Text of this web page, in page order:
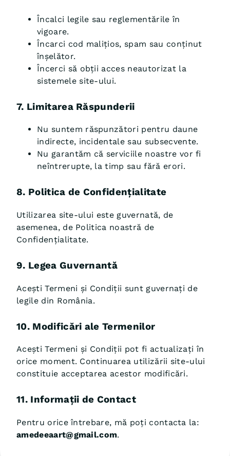
Încalci legile sau reglementările în
vigoare.
Încarci cod malițios, spam sau conținut
înșelător.
Încerci să obții acces neautorizat la
sistemele site-ului.
7. Limitarea Răspunderii
Nu suntem răspunzători pentru daune
indirecte, incidentale sau subsecvente.
Nu garantăm că serviciile noastre vor fi
neîntrerupte, la timp sau fără erori.
8. Politica de Confidențialitate
Utilizarea site-ului este guvernată, de
asemenea, de Politica noastră de
Confidențialitate.
9. Legea Guvernantă
Acești Termeni și Condiții sunt guvernați de
legile din România.
10. Modificări ale Termenilor
Acești Termeni și Condiții pot fi actualizați în
orice moment. Continuarea utilizării site-ului
constituie acceptarea acestor modificări.
11. Informații de Contact
Pentru orice întrebare, mă poți contacta la:
amedeeaart@gmail.com.